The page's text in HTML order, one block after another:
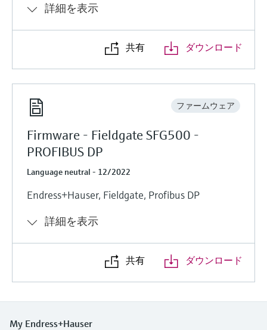
詳細を表示
共有 ダウンロード
ファームウェア
Firmware - Fieldgate SFG500 -
PROFIBUS DP
Language neutral - 12/2022
Endress+Hauser, Fieldgate, Profibus DP
詳細を表示
共有 ダウンロード
My Endress+Hauser